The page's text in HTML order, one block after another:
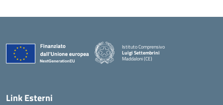
Istituto Comprensivo
Luigi Settembrini
Maddaloni (CE)
Link Esterni